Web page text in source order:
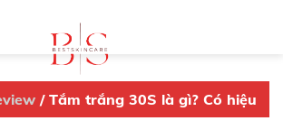
/ Tắm trắng 30S là gì? Có hiệu